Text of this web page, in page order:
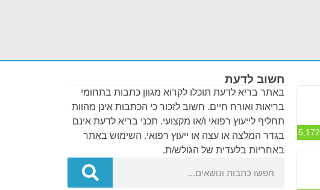
חשוב לדעת
באתר בריא לדעת תוכלו לקרוא מגוון כתבות בתחומי
בריאות ואורח חיים. חשוב לזכור כי הכתבות אינן מהוות
תחליף לייעוץ רפואי ו/או מקצועי. תכני בריא לדעת אינם
בגדר המלצה או עצה או ייעוץ רפואי. השימוש באתר
באחריות בלעדית של הגולש/ת.
5,172